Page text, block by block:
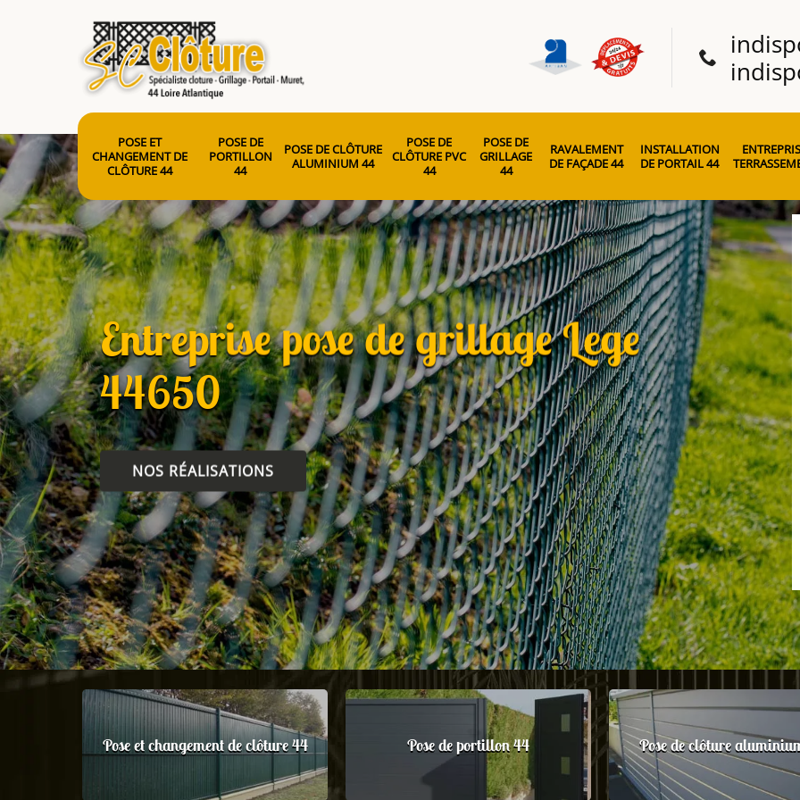
POSE ET
CHANGEMENT DE
CLÔTURE 44
POSE DE
PORTILLON
44
POSE DE CLÔTURE
ALUMINIUM 44
POSE DE
CLÔTURE PVC
44
POSE DE
GRILLAGE
44
RAVALEMENT
DE FAÇADE 44
INSTALLATION
DE PORTAIL 44
Entreprise pose de grillage Lege
44650
NOS RÉALISATIONS
Pose et changement de clôture 44 Pose de portillon 44 Pose de clôture